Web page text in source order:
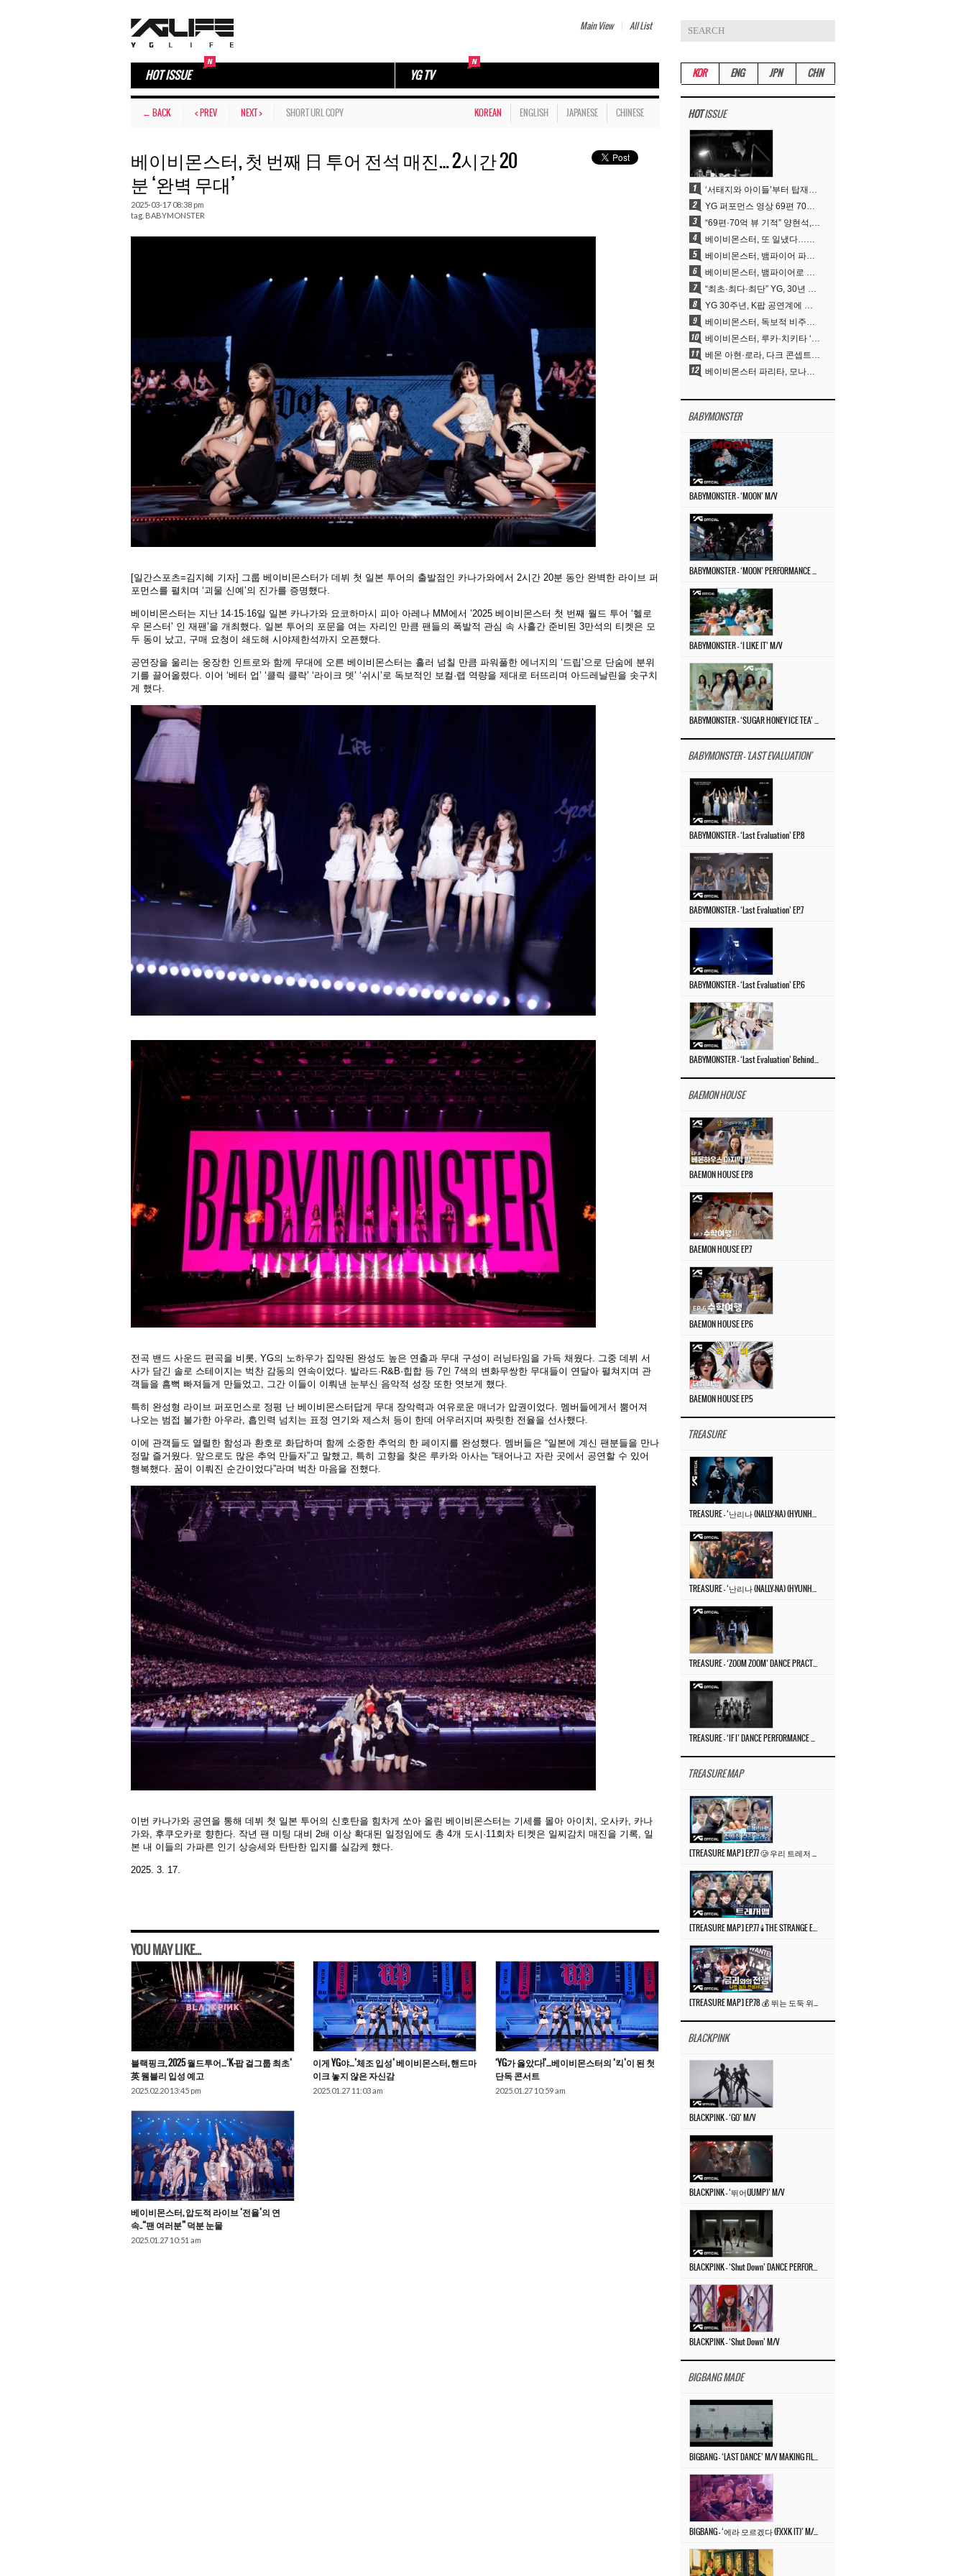
Main View All List
HOT ISSUE YG TV
← BACK < PREV NEXT > SHORT URL COPY KOREAN ENGLISH JAPANESE CHINESE
베이비몬스터, 첫 번째 日 투어 전석 매진… 2시간 20
분 ‘완벽 무대’
2025-03-17 08:38 pm
tag. BABYMONSTER
[일간스포츠=김지혜 기자] 그룹 베이비몬스터가 데뷔 첫 일본 투어의 출발점인 카나가와에서 2시간 20분 동안 완벽한 라이브 퍼
포먼스를 펼치며 ‘괴물 신예’의 진가를 증명했다.
베이비몬스터는 지난 14·15·16일 일본 카나가와 요코하마시 피아 아레나 MM에서 ’2025 베이비몬스터 첫 번째 월드 투어 ‘헬로
우 몬스터’ 인 재팬’을 개최했다. 일본 투어의 포문을 여는 자리인 만큼 팬들의 폭발적 관심 속 사흘간 준비된 3만석의 티켓은 모
두 동이 났고, 구매 요청이 쇄도해 시야제한석까지 오픈했다.
공연장을 울리는 웅장한 인트로와 함께 무대에 오른 베이비몬스터는 흘러 넘칠 만큼 파워풀한 에너지의 ‘드립’으로 단숨에 분위
기를 끌어올렸다. 이어 ‘베터 업’ ‘클릭 클락’ ‘라이크 뎃’ ‘쉬시’로 독보적인 보컬·랩 역량을 제대로 터뜨리며 아드레날린을 솟구치
게 했다.
전곡 밴드 사운드 편곡을 비롯, YG의 노하우가 집약된 완성도 높은 연출과 무대 구성이 러닝타임을 가득 채웠다. 그중 데뷔 서
사가 담긴 솔로 스테이지는 벅찬 감동의 연속이었다. 발라드·R&B·힙합 등 7인 7색의 변화무쌍한 무대들이 연달아 펼쳐지며 관
객들을 흠뻑 빠져들게 만들었고, 그간 이들이 이뤄낸 눈부신 음악적 성장 또한 엿보게 했다.
특히 완성형 라이브 퍼포먼스로 정평 난 베이비몬스터답게 무대 장악력과 여유로운 매너가 압권이었다. 멤버들에게서 뿜어져
나오는 범접 불가한 아우라, 흡인력 넘치는 표정 연기와 제스처 등이 한데 어우러지며 짜릿한 전율을 선사했다.
이에 관객들도 열렬한 함성과 환호로 화답하며 함께 소중한 추억의 한 페이지를 완성했다. 멤버들은 “일본에 계신 팬분들을 만나
정말 즐거웠다. 앞으로도 많은 추억 만들자”고 말했고, 특히 고향을 찾은 루카와 아사는 “태어나고 자란 곳에서 공연할 수 있어
행복했다. 꿈이 이뤄진 순간이었다”라며 벅찬 마음을 전했다.
이번 카나가와 공연을 통해 데뷔 첫 일본 투어의 신호탄을 힘차게 쏘아 올린 베이비몬스터는 기세를 몰아 아이치, 오사카, 카나
가와, 후쿠오카로 향한다. 작년 팬 미팅 대비 2배 이상 확대된 일정임에도 총 4개 도시·11회차 티켓은 일찌감치 매진을 기록, 일
본 내 이들의 가파른 인기 상승세와 탄탄한 입지를 실감케 했다.
2025. 3. 17.
YOU MAY LIKE...
블랙핑크, 2025 월드투어…‘K-팝 걸그룹 최초’
英 웸블리 입성 예고
2025.02.20 13:45 pm
이게 YG야…’체조 입성’ 베이비몬스터, 핸드마
이크 놓지 않은 자신감
2025.01.27 11:03 am
‘YG가 옳았다!’…베이비몬스터의 ‘킥’이 된 첫
단독 콘서트
2025.01.27 10:59 am
베이비몬스터, 압도적 라이브 ‘전율’의 연
속..“팬 여러분” 덕분 눈물
2025.01.27 10:51 am
KOR ENG JPN CHN
HOTISSUE
‘서태지와 아이들’부터 탑재한 안무DNA…양현석, YG 퍼포먼스 비디오 70억 뷰 신화의 시작
YG 퍼포먼스 영상 69편 70억뷰…양현석 제작 철학 통했다
“69편·70억 뷰 기적” 양현석, YG 퍼포먼스 비디오 100% 직접 만든 이유
베이비몬스터, 또 일냈다…유튜브 월드와이드 1위
베이비몬스터, 뱀파이어 파격 변신..유튜브 트렌딩 1위 직행
베이비몬스터, 뱀파이어로 변신…‘MOON’으로 찍은 3개월 프로젝트
“최초·최다·최단” YG, 30년 뚝심이 빚어낸 K팝 투어의 새 지평
YG 30주년, K팝 공연계에 어떤 것을 남겼나
베이비몬스터, 독보적 비주얼과 압도적 소화력..’MOON’
베이비몬스터, 루카·치키타 ‘문’ 비주얼 공개…절제된 카리스마·유니크 비주얼
베몬 아현·로라, 다크 콘셉트 완벽 소화…’문’ 비주얼 포토 공개
베이비몬스터 파리타, 모나리자 눈썹도 완벽 소화‥아사와 강렬 아우라
BABYMONSTER
BABYMONSTER – ‘MOON’ M/V
BABYMONSTER – ‘I LIKE IT’ M/V
BABYMONSTER - 'LAST EVALUATION'
BABYMONSTER – ‘Last Evaluation’ EP.8
BABYMONSTER – ‘Last Evaluation’ EP.7
BABYMONSTER – ‘Last Evaluation’ EP.6
BAEMON HOUSE
BAEMON HOUSE EP.8
BAEMON HOUSE EP.7
BAEMON HOUSE EP.6
BAEMON HOUSE EP.5
TREASURE
TREASURE MAP
BLACKPINK
BLACKPINK – ‘GO’ M/V
BLACKPINK – ‘뛰어(JUMP)’ M/V
BLACKPINK – ‘Shut Down’ M/V
BIGBANG MADE